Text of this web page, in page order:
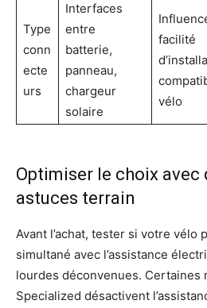
Type
conn
ecte
urs
Interfaces
entre
batterie,
panneau,
chargeur
solaire
facilité
vélo
Optimiser le choix avec
astuces terrain
Avant l’achat, tester si votre vélo
simultané avec l’assistance
lourdes déconvenues. Certaines
Specialized désactivent